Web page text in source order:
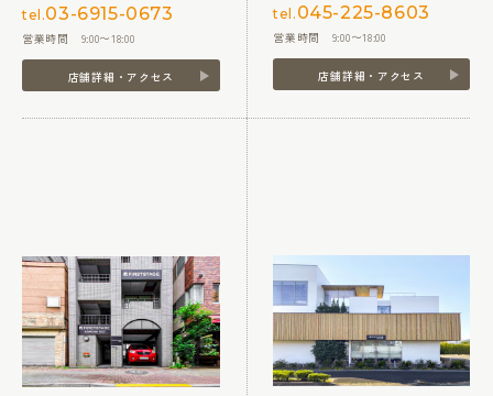
tel.03-6915-0673
営業時間 9:00〜18:00
店舗詳細・アクセス
tel. 045-225-8603
営業時間 9:00〜18:00
店舗詳細・アクセス